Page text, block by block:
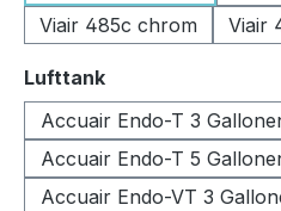
Viair 485c chrom
Viair
Lufttankauswählen
Accuair Endo-T 3
Accuair Endo-T 5
Accuair Endo-VT 3